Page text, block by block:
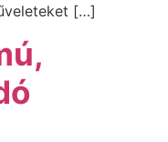
[…]